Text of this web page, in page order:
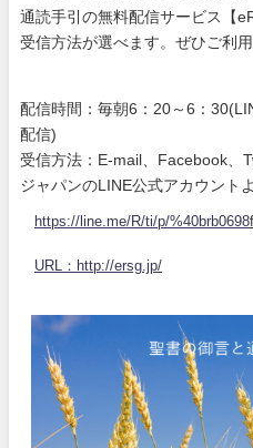
通読手引の無料配信サービス【
受信方法が選べます。ぜひご利用
配信時間：毎朝6：20～6：
配信)
受信方法：E-mail、Facebook、
ジャパンのLINE公式アカウント
https://line.me/R/ti/p/%40brb0698f
URL：http://ersg.jp/